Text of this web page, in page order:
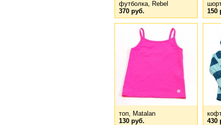
футболка, Rebel
370 руб.
150
топ, Matalan
130 руб.
430